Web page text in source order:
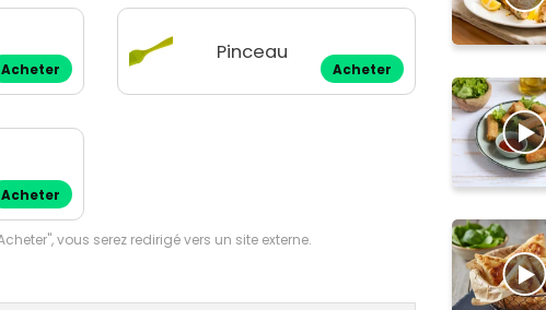
Acheter
Pinceau
Acheter
Acheter
vous serez redirigé vers un site externe.